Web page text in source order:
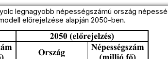
legnagyobb népességszámú ország
előrejelzése alapján 2050-ben.